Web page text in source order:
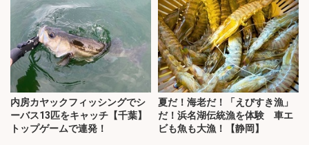
内房カヤックフィッシングでシ
ーバス13匹をキャッチ【千葉】
トップゲームで連発！
夏だ！海老だ！「えびすき漁」
だ！浜名湖伝統漁を体験 車エ
ビも魚も大漁！【静岡】